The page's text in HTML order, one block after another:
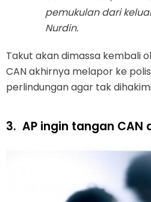
pemukulan dari
Nurdin.
Takut akan dimassa kembali
CAN akhirnya melapor ke
perlindungan agar tak
3. AP ingin tangan CAN